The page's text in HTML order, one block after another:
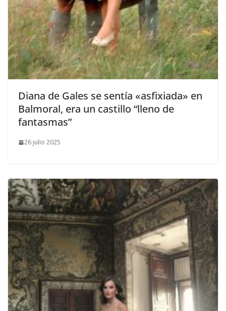
​Diana de Gales se sentía «asfixiada» en
Balmoral, era un castillo “lleno de
fantasmas”
26 julio 2025